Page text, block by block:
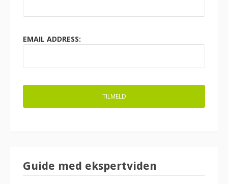
EMAIL ADDRESS:
Guide med ekspertviden